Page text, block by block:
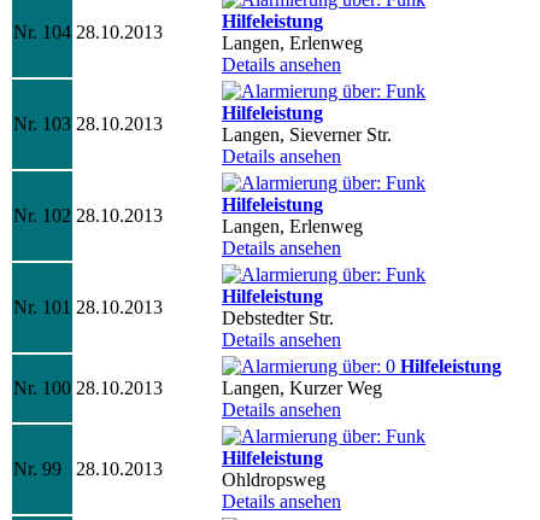
Nr. 104 28.10.2013
Hilfeleistung
Langen, Erlenweg
Details ansehen
Nr. 103 28.10.2013
Hilfeleistung
Langen, Sieverner Str.
Details ansehen
Nr. 102 28.10.2013
Hilfeleistung
Langen, Erlenweg
Details ansehen
Nr. 101 28.10.2013
Hilfeleistung
Debstedter Str.
Details ansehen
Nr. 100 28.10.2013
Hilfeleistung
Langen, Kurzer Weg
Details ansehen
Nr. 99 28.10.2013
Hilfeleistung
Ohldropsweg
Details ansehen